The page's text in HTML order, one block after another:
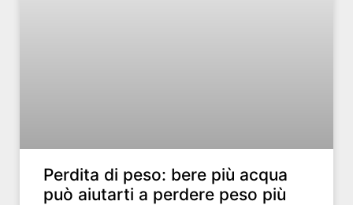
Perdita di peso: bere più acqua
può aiutarti a perdere peso più